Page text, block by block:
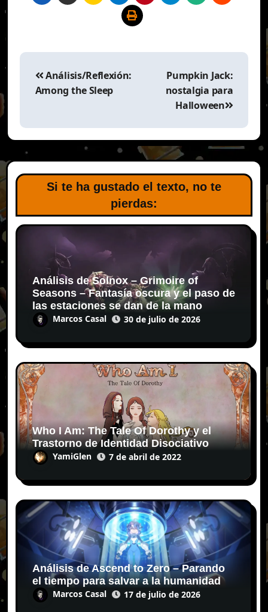
Navegación
entradas
Análisis/Reflexión:
Among the Sleep
Pumpkin Jack:
nostalgia para
Halloween
Si te ha gustado el texto, no te
pierdas:
Análisis de Solnox – Grimoire of
Seasons – Fantasía oscura y el paso de
las estaciones se dan de la mano
Marcos Casal 30 de julio de 2026
Who I Am: The Tale Of Dorothy y el
Trastorno de Identidad Disociativo
YamiGlen 7 de abril de 2022
Análisis de Ascend to Zero – Parando
el tiempo para salvar a la humanidad
Marcos Casal 17 de julio de 2026